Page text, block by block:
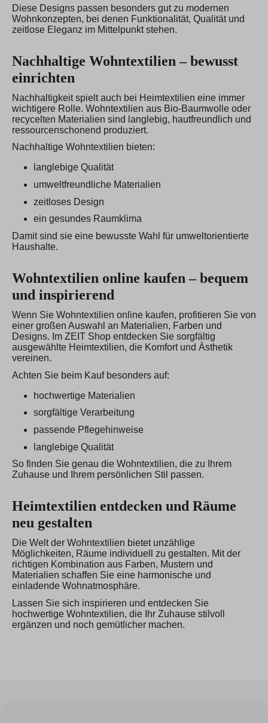
Diese Designs passen besonders gut zu modernen
Wohnkonzepten, bei denen Funktionalität, Qualität und
zeitlose Eleganz im Mittelpunkt stehen.
Nachhaltige Wohntextilien – bewusst
einrichten
Nachhaltigkeit spielt auch bei Heimtextilien eine immer
wichtigere Rolle. Wohntextilien aus Bio-Baumwolle oder
recycelten Materialien sind langlebig, hautfreundlich und
ressourcenschonend produziert.
Nachhaltige Wohntextilien bieten:
langlebige Qualität
umweltfreundliche Materialien
zeitloses Design
ein gesundes Raumklima
Damit sind sie eine bewusste Wahl für umweltorientierte
Haushalte.
Wohntextilien online kaufen – bequem
und inspirierend
Wenn Sie Wohntextilien online kaufen, profitieren Sie von
einer großen Auswahl an Materialien, Farben und
Designs. Im ZEIT Shop entdecken Sie sorgfältig
ausgewählte Heimtextilien, die Komfort und Ästhetik
vereinen.
Achten Sie beim Kauf besonders auf:
hochwertige Materialien
sorgfältige Verarbeitung
passende Pflegehinweise
langlebige Qualität
So finden Sie genau die Wohntextilien, die zu Ihrem
Zuhause und Ihrem persönlichen Stil passen.
Heimtextilien entdecken und Räume
neu gestalten
Die Welt der Wohntextilien bietet unzählige
Möglichkeiten, Räume individuell zu gestalten. Mit der
richtigen Kombination aus Farben, Mustern und
Materialien schaffen Sie eine harmonische und
einladende Wohnatmosphäre.
Lassen Sie sich inspirieren und entdecken Sie
hochwertige Wohntextilien, die Ihr Zuhause stilvoll
ergänzen und noch gemütlicher machen.